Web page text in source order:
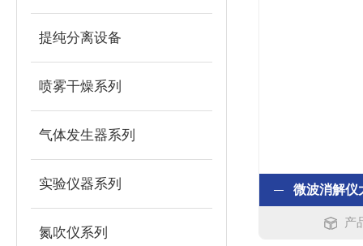
提纯分离设备
喷雾干燥系列
气体发生器系列
实验仪器系列
氮吹仪系列
产